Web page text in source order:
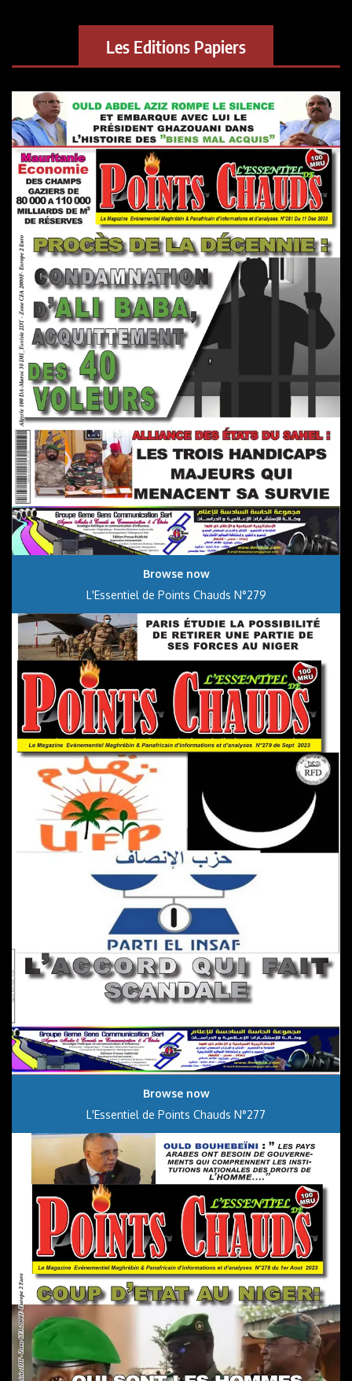
Les Editions Papiers
Browse now
L'Essentiel de Points Chauds N°279
Browse now
L'Essentiel de Points Chauds N°277